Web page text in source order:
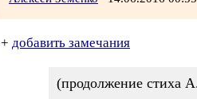
+ добавить замечания
(продолжение стиха